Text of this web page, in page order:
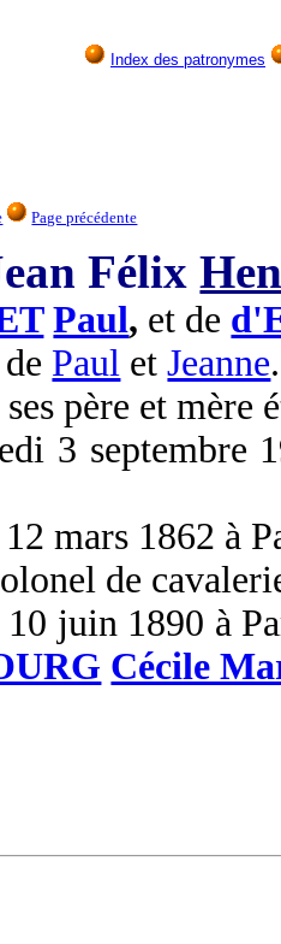
Index des patronymes
Page précédente
Félix
Paul, et de
Paul etJeanne.
père et mère
3 septembre
mars 1862 à
de
juin 1890 à
Cécile